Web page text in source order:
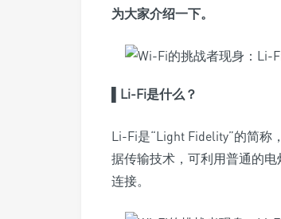
为大家介绍一下。
▌Li-Fi是什么？
Li-Fi是“Light Fidelity”的简称
据传输技术，可利用普通的
连接。